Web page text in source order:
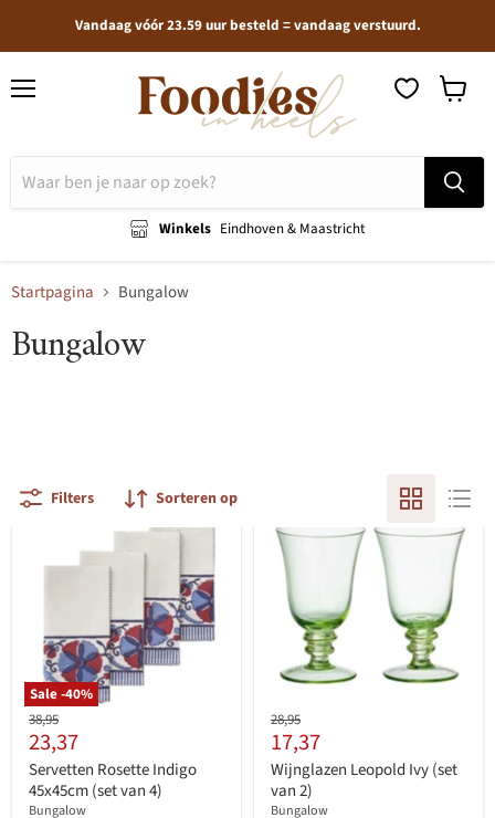
Vandaag vóór 23.59 uur besteld = vandaag verstuurd.
Winkels Eindhoven & Maastricht
Startpagina Bungalow
Bungalow
Filters Sorteren op
Sale -40%
Originele
prijs
38,95
Huidige
prijs
23,37
Servetten Rosette Indigo
45x45cm (set van 4)
Bungalow
Originele
prijs
28,95
Huidige
prijs
17,37
Wijnglazen Leopold Ivy (set
van 2)
Bungalow